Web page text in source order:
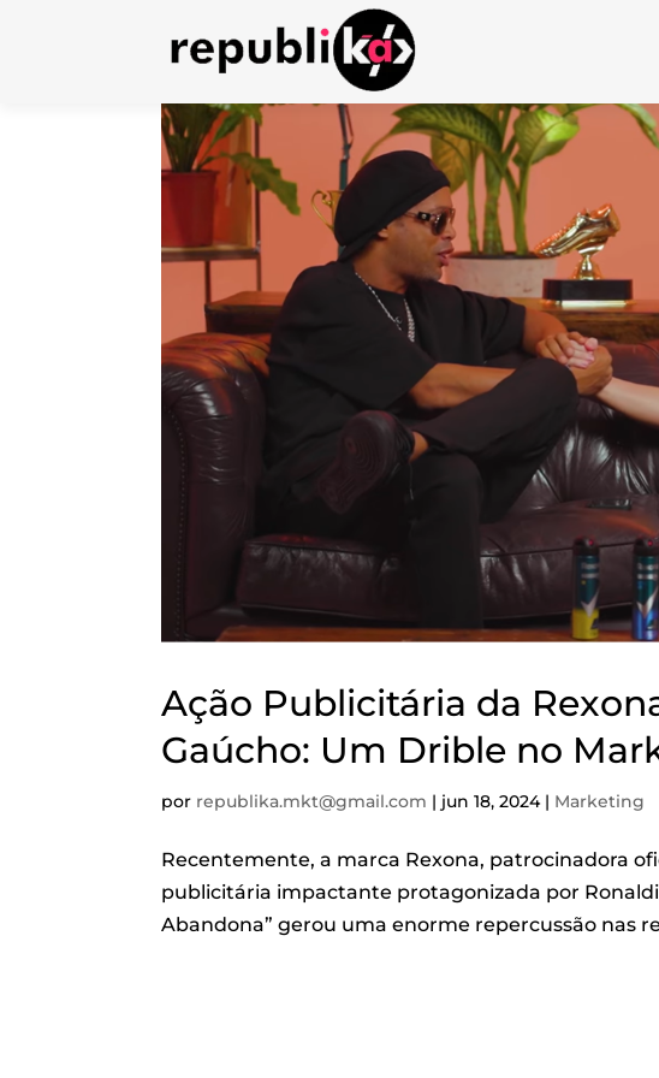
Ação Publicitária da
Gaúcho: Um Drible no
por republika.mkt@gmail.com | jun 18, 2024| Marketing
Recentemente, a marca Rexona, patrocinadora
publicitária impactante protagonizada por
Abandona” gerou uma enorme repercussão nas